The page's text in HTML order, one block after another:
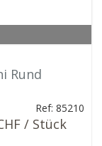
Rund
Ref: 85210
/ Stück